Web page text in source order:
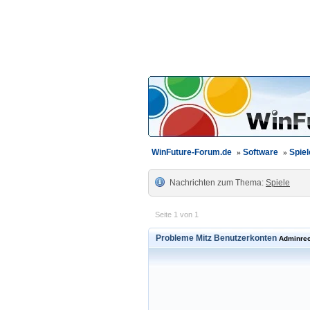
WinFuture-Forum.de » Software »
Nachrichten zum Thema: Spiele
Seite 1 von 1
Probleme Mitz Benutzerkonten